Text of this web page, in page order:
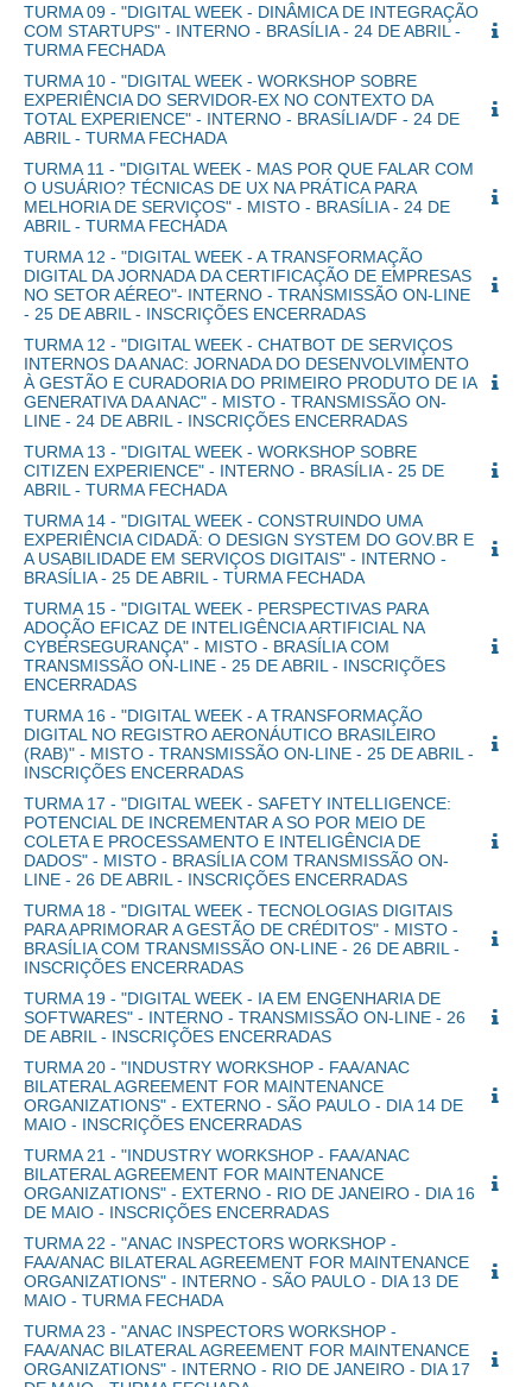
TURMA 09 - "DIGITAL WEEK - DINÂMICA DE INTEGRAÇÃO
COM STARTUPS" - INTERNO - BRASÍLIA - 24 DE ABRIL -
TURMA FECHADA
TURMA 10 - "DIGITAL WEEK - WORKSHOP SOBRE
EXPERIÊNCIA DO SERVIDOR-EX NO CONTEXTO DA
TOTAL EXPERIENCE" - INTERNO - BRASÍLIA/DF - 24 DE
ABRIL - TURMA FECHADA
TURMA 11 - "DIGITAL WEEK - MAS POR QUE FALAR COM
O USUÁRIO? TÉCNICAS DE UX NA PRÁTICA PARA
MELHORIA DE SERVIÇOS" - MISTO - BRASÍLIA - 24 DE
ABRIL - TURMA FECHADA
TURMA 12 - "DIGITAL WEEK - A TRANSFORMAÇÃO
DIGITAL DA JORNADA DA CERTIFICAÇÃO DE EMPRESAS
NO SETOR AÉREO"- INTERNO - TRANSMISSÃO ON-LINE
- 25 DE ABRIL - INSCRIÇÕES ENCERRADAS
TURMA 12 - "DIGITAL WEEK - CHATBOT DE SERVIÇOS
INTERNOS DA ANAC: JORNADA DO DESENVOLVIMENTO
À GESTÃO E CURADORIA DO PRIMEIRO PRODUTO DE IA
GENERATIVA DA ANAC" - MISTO - TRANSMISSÃO ON-
LINE - 24 DE ABRIL - INSCRIÇÕES ENCERRADAS
TURMA 13 - "DIGITAL WEEK - WORKSHOP SOBRE
CITIZEN EXPERIENCE" - INTERNO - BRASÍLIA - 25 DE
ABRIL - TURMA FECHADA
TURMA 14 - "DIGITAL WEEK - CONSTRUINDO UMA
EXPERIÊNCIA CIDADÃ: O DESIGN SYSTEM DO GOV.BR E
A USABILIDADE EM SERVIÇOS DIGITAIS" - INTERNO -
BRASÍLIA - 25 DE ABRIL - TURMA FECHADA
TURMA 15 - "DIGITAL WEEK - PERSPECTIVAS PARA
ADOÇÃO EFICAZ DE INTELIGÊNCIA ARTIFICIAL NA
CYBERSEGURANÇA" - MISTO - BRASÍLIA COM
TRANSMISSÃO ON-LINE - 25 DE ABRIL - INSCRIÇÕES
ENCERRADAS
TURMA 16 - "DIGITAL WEEK - A TRANSFORMAÇÃO
DIGITAL NO REGISTRO AERONÁUTICO BRASILEIRO
(RAB)" - MISTO - TRANSMISSÃO ON-LINE - 25 DE ABRIL -
INSCRIÇÕES ENCERRADAS
TURMA 17 - "DIGITAL WEEK - SAFETY INTELLIGENCE:
POTENCIAL DE INCREMENTAR A SO POR MEIO DE
COLETA E PROCESSAMENTO E INTELIGÊNCIA DE
DADOS" - MISTO - BRASÍLIA COM TRANSMISSÃO ON-
LINE - 26 DE ABRIL - INSCRIÇÕES ENCERRADAS
TURMA 18 - "DIGITAL WEEK - TECNOLOGIAS DIGITAIS
PARA APRIMORAR A GESTÃO DE CRÉDITOS" - MISTO -
BRASÍLIA COM TRANSMISSÃO ON-LINE - 26 DE ABRIL -
INSCRIÇÕES ENCERRADAS
TURMA 19 - "DIGITAL WEEK - IA EM ENGENHARIA DE
SOFTWARES" - INTERNO - TRANSMISSÃO ON-LINE - 26
DE ABRIL - INSCRIÇÕES ENCERRADAS
TURMA 20 - "INDUSTRY WORKSHOP - FAA/ANAC
BILATERAL AGREEMENT FOR MAINTENANCE
ORGANIZATIONS" - EXTERNO - SÃO PAULO - DIA 14 DE
MAIO - INSCRIÇÕES ENCERRADAS
TURMA 21 - "INDUSTRY WORKSHOP - FAA/ANAC
BILATERAL AGREEMENT FOR MAINTENANCE
ORGANIZATIONS" - EXTERNO - RIO DE JANEIRO - DIA 16
DE MAIO - INSCRIÇÕES ENCERRADAS
TURMA 22 - "ANAC INSPECTORS WORKSHOP -
FAA/ANAC BILATERAL AGREEMENT FOR MAINTENANCE
ORGANIZATIONS" - INTERNO - SÃO PAULO - DIA 13 DE
MAIO - TURMA FECHADA
TURMA 23 - "ANAC INSPECTORS WORKSHOP -
FAA/ANAC BILATERAL AGREEMENT FOR MAINTENANCE
ORGANIZATIONS" - INTERNO - RIO DE JANEIRO - DIA 17